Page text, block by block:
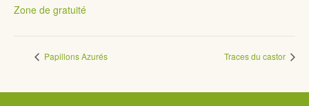
Zone de gratuité
Papillons Azurés Traces du castor